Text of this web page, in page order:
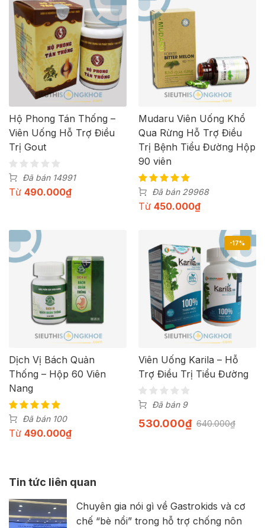
Hộ Phong Tán Thống –
Viên Uống Hỗ Trợ Điều
Trị Gout
Đã bán 14991
Từ 490.000₫
Mudaru Viên Uống Khổ
Qua Rừng Hỗ Trợ Điều
Trị Bệnh Tiểu Đường Hộp
90 viên
Đã bán 29968
Từ 450.000₫
Dịch Vị Bách Quản
Thống – Hộp 60 Viên
Nang
Đã bán 100
Từ 490.000₫
-17%
Viên Uống Karila – Hỗ
Trợ Điều Trị Tiểu Đường
Đã bán 9
640.000₫
530.000₫
Tin tức liên quan
Chuyên gia nói gì về Gastrokids và cơ
chế “bè nổi” trong hỗ trợ chống nôn